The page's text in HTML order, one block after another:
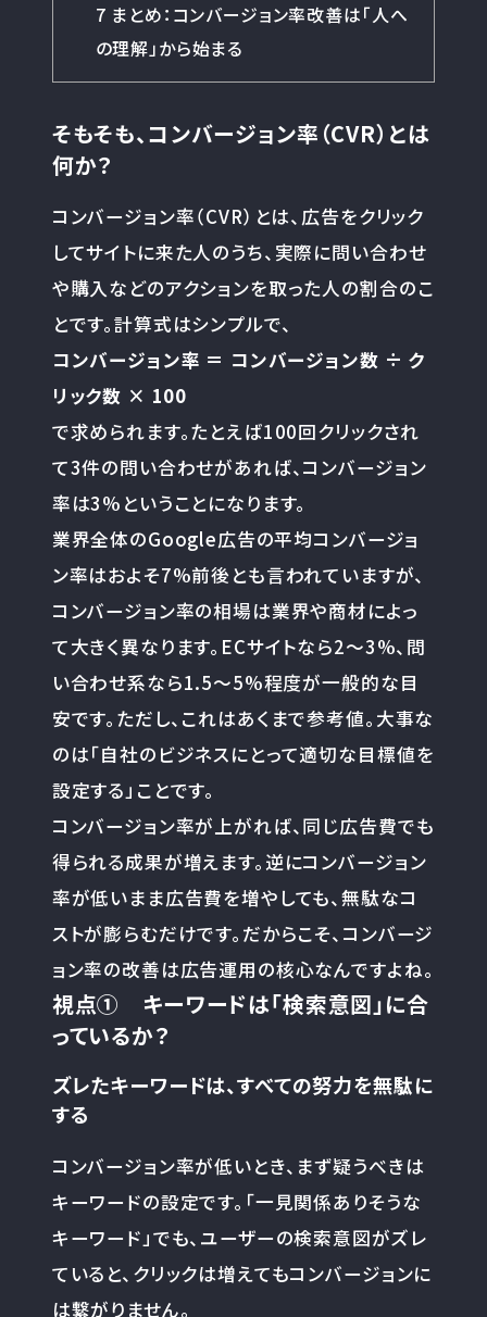
7 まとめ：コンバージョン率改善は「人へ
の理解」から始まる
そもそも、コンバージョン率（CVR）とは
何か？
コンバージョン率（CVR）とは、広告をクリック
してサイトに来た人のうち、実際に問い合わせ
や購入などのアクションを取った人の割合のこ
とです。計算式はシンプルで、
コンバージョン率 ＝ コンバージョン数 ÷ ク
リック数 × 100
で求められます。たとえば100回クリックされ
て3件の問い合わせがあれば、コンバージョン
率は3%ということになります。
業界全体のGoogle広告の平均コンバージョ
ン率はおよそ7%前後とも言われていますが、
コンバージョン率の相場は業界や商材によっ
て大きく異なります。ECサイトなら2〜3%、問
い合わせ系なら1.5〜5%程度が一般的な目
安です。ただし、これはあくまで参考値。大事な
のは「自社のビジネスにとって適切な目標値を
設定する」ことです。
コンバージョン率が上がれば、同じ広告費でも
得られる成果が増えます。逆にコンバージョン
率が低いまま広告費を増やしても、無駄なコ
ストが膨らむだけです。だからこそ、コンバージ
ョン率の改善は広告運用の核心なんですよね。
視点① キーワードは「検索意図」に合
っているか？
ズレたキーワードは、すべての努力を無駄に
する
コンバージョン率が低いとき、まず疑うべきは
キーワードの設定です。「一見関係ありそうな
キーワード」でも、ユーザーの検索意図がズレ
ていると、クリックは増えてもコンバージョンに
は繋がりません。